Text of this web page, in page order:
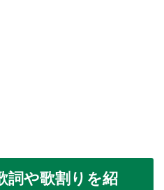
詞や歌割りを紹